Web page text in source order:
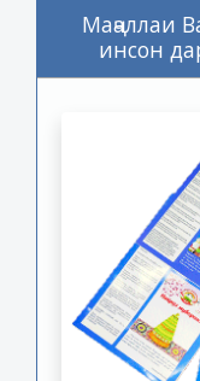
Маҷаллаи
инсон